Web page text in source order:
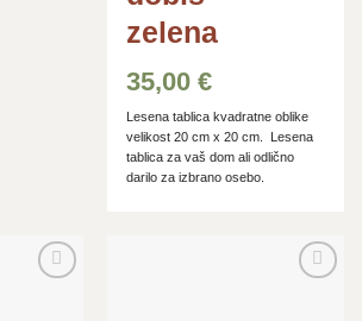
zelena
35,00€
Lesena tablica kvadratne oblike
velikost 20 cm x 20 cm. Lesena
tablica za vaš dom ali odlično
darilo za izbrano osebo.